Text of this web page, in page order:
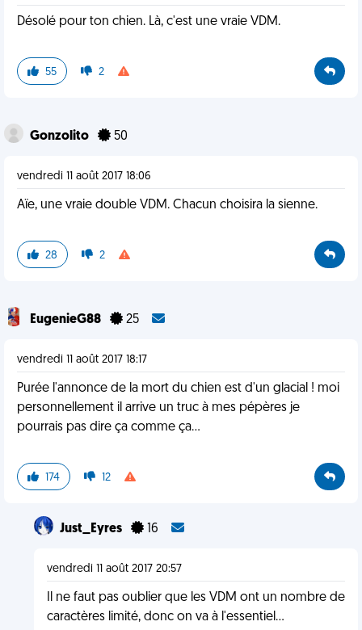
Désolé pour ton chien. Là, c'est une vraie VDM.
55 2
Gonzolito 50
vendredi 11 août 2017 18:06
Aïe, une vraie double VDM. Chacun choisira la sienne.
28 2
EugenieG88 25
vendredi 11 août 2017 18:17
Purée l'annonce de la mort du chien est d'un glacial ! moi
personnellement il arrive un truc à mes pépères je
pourrais pas dire ça comme ça...
174 12
Just_Eyres 16
vendredi 11 août 2017 20:57
Il ne faut pas oublier que les VDM ont un nombre de
caractères limité, donc on va à l'essentiel...